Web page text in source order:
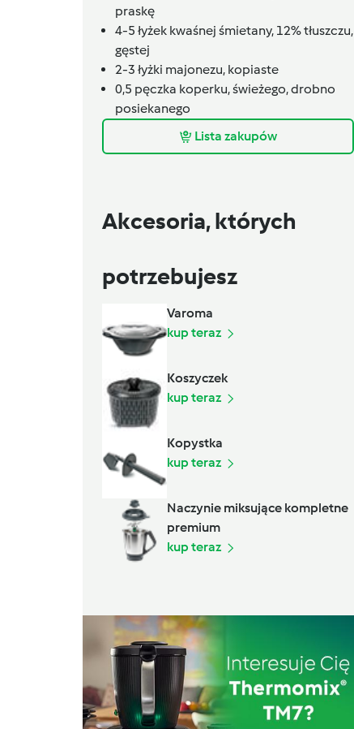
praskę
4-5 łyżek kwaśnej śmietany, 12% tłuszczu,
gęstej
2-3 łyżki majonezu, kopiaste
0,5 pęczka koperku, świeżego,drobno
posiekanego
Lista zakupów
Akcesoria, których
potrzebujesz
Varoma
kup teraz
Koszyczek
kup teraz
Kopystka
kup teraz
Naczynie miksujące kompletne
premium
kup teraz